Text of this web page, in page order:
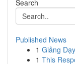
Search
Published News
1 Giảng
1 This